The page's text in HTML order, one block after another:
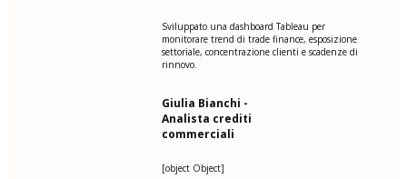
Sviluppato una dashboard Tableau per
monitorare trend di trade finance, esposizione
settoriale, concentrazione clienti e scadenze di
rinnovo.
Giulia Bianchi -
Analista crediti
commerciali
[object Object]